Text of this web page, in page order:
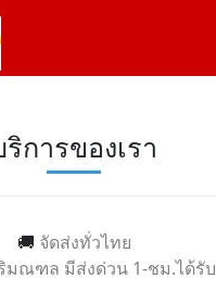
การของเรา
🚚 จัดส่งทั่วไทย
มณฑล มีส่งด่วน 1-ชม.ได้รับ